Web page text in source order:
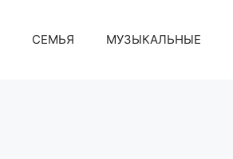
СЕМЬЯ МУЗЫКАЛЬНЫЕ